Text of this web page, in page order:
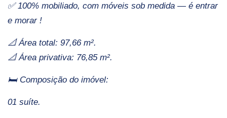
✅ 100% mobiliado, com móveis sob medida — é entrar
e morar !
📐 Área total: 97,66 m².
📐 Área privativa: 76,85 m².
🛏️ Composição do imóvel:
01 suíte.